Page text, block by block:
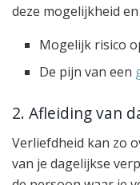
deze mogelijkheid
Mogelijk risico
De pijn van een
2. Afleiding van
Verliefdheid kan zo
van je dagelijkse